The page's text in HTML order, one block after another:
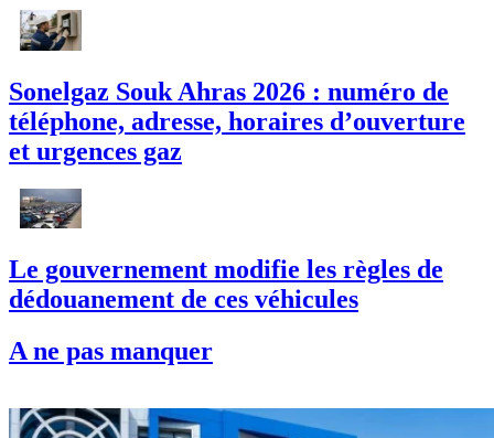
Sonelgaz Souk Ahras 2026 : numéro de
téléphone, adresse, horaires d’ouverture
et urgences gaz
Le gouvernement modifie les règles de
dédouanement de ces véhicules
A ne pas manquer